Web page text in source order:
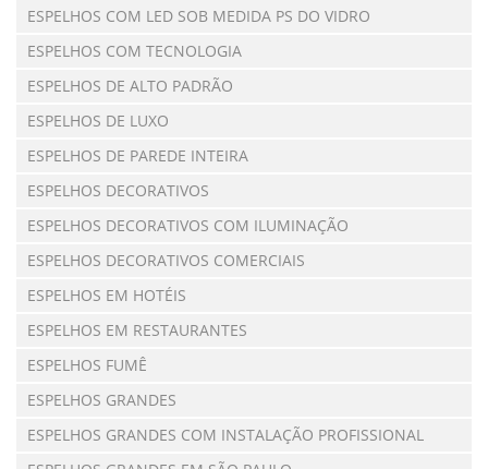
ESPELHOS COM LED SOB MEDIDA PS DO VIDRO
ESPELHOS COM TECNOLOGIA
ESPELHOS DE ALTO PADRÃO
ESPELHOS DE LUXO
ESPELHOS DE PAREDE INTEIRA
ESPELHOS DECORATIVOS
ESPELHOS DECORATIVOS COM ILUMINAÇÃO
ESPELHOS DECORATIVOS COMERCIAIS
ESPELHOS EM HOTÉIS
ESPELHOS EM RESTAURANTES
ESPELHOS FUMÊ
ESPELHOS GRANDES
ESPELHOS GRANDES COM INSTALAÇÃO PROFISSIONAL